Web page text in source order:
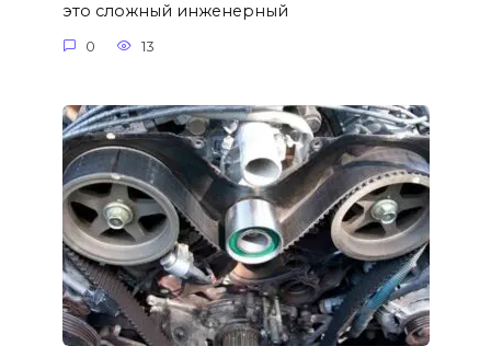
это сложный инженерный
0 13